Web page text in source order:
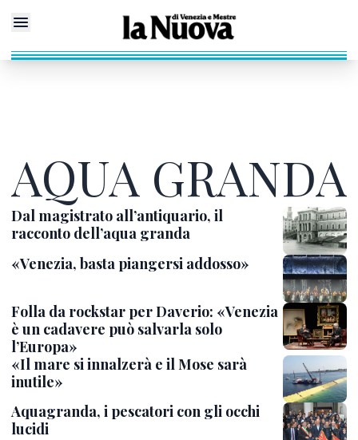
AQUA GRANDA
Dal magistrato all’antiquario, il
racconto dell’aqua granda
«Venezia, basta piangersi addosso»
Folla da rockstar per Daverio: «Venezia
è un cadavere può salvarla solo
l’Europa»
«Il mare si innalzerà e il Mose sarà
inutile»
Aquagranda, i pescatori con gli occhi
lucidi